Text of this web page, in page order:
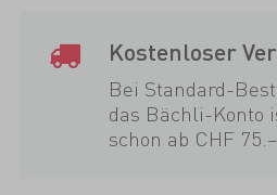
Kostenloser
Bei Standard-
das Bächli-Konto
schon ab CHF